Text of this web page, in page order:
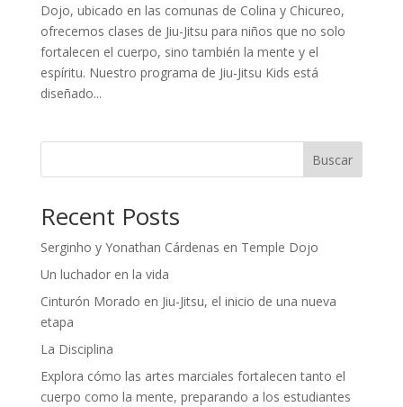
Dojo, ubicado en las comunas de Colina y Chicureo,
ofrecemos clases de Jiu-Jitsu para niños que no solo
fortalecen el cuerpo, sino también la mente y el
espíritu. Nuestro programa de Jiu-Jitsu Kids está
diseñado...
Buscar
Recent Posts
Serginho y Yonathan Cárdenas en Temple Dojo
Un luchador en la vida
Cinturón Morado en Jiu-Jitsu, el inicio de una nueva
etapa
La Disciplina
Explora cómo las artes marciales fortalecen tanto el
cuerpo como la mente, preparando a los estudiantes